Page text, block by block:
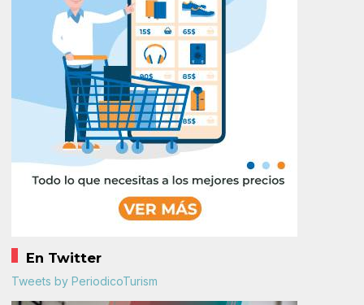
En Twitter
Tweets by PeriodicoTurism